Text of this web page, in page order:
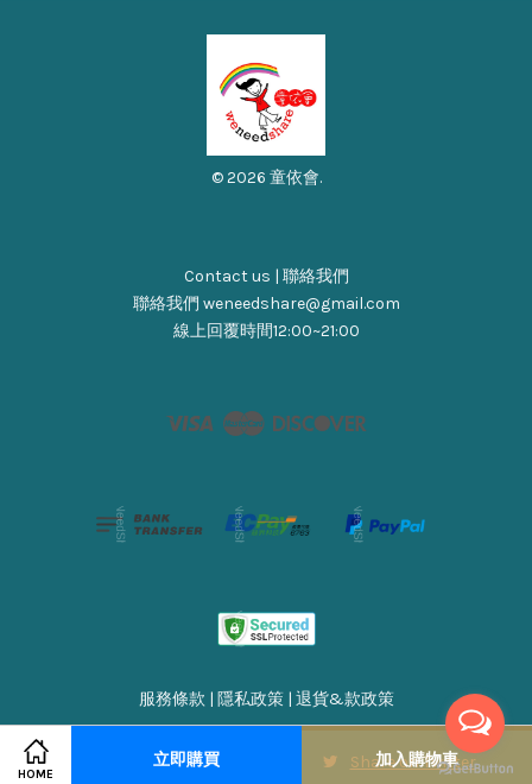
HOME
立即購買 加入購物車
© 2026 童依會.
Contact us | 聯絡我們
聯絡我們 weneedshare@gmail.com
線上回覆時間12:00~21:00
Visa Master
服務條款| 隱私政策| 退貨&款政策
Share on Facebook Share on Twitter